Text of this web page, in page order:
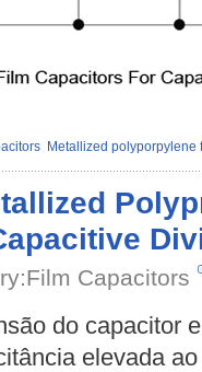
Metallized polyporpylene
Capacitors
do capacitor
elevada